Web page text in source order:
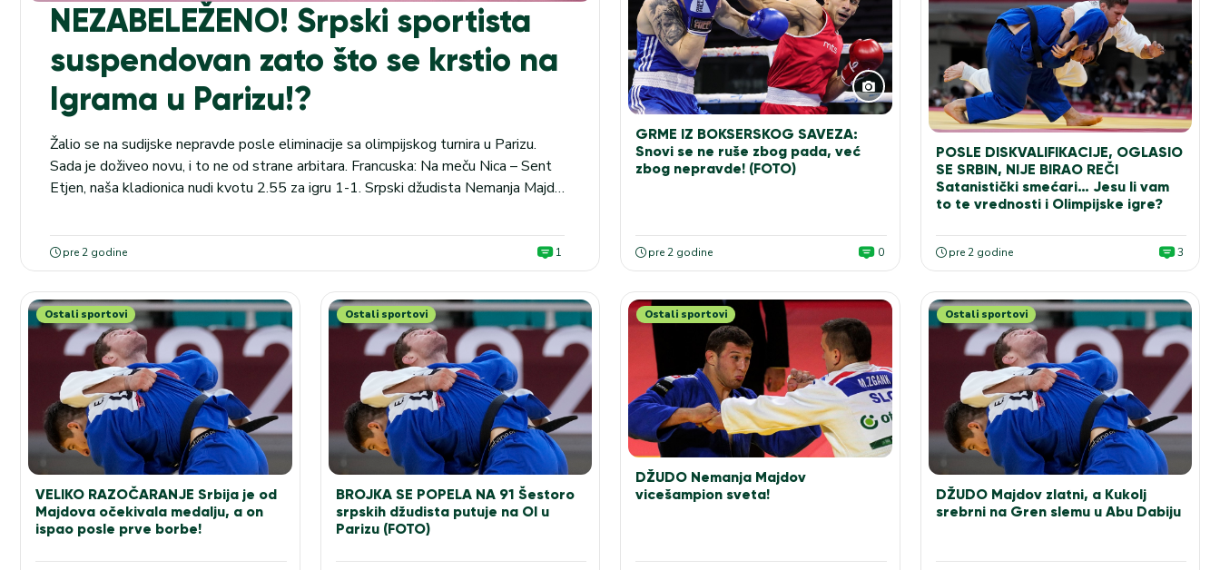
NEZABELEŽENO! Srpski sportista
suspendovan zato što se krstio na
Igrama u Parizu!?
Žalio se na sudijske nepravde posle eliminacije sa olimpijskog turnira u Parizu.
Sada je doživeo novu, i to ne od strane arbitara. Francuska: Na meču Nica – Sent
Etjen, naša kladionica nudi kvotu 2.55 za igru 1-1. Srpski džudista Nemanja Majdov
pre 2 godine 1
GRME IZ BOKSERSKOG SAVEZA:
Snovi se ne ruše zbog pada, već
zbog nepravde! (FOTO)
pre 2 godine 0
POSLE DISKVALIFIKACIJE, OGLASIO
SE SRBIN, NIJE BIRAO REČI
Satanistički smećari… Jesu li vam
to te vrednosti i Olimpijske igre?
pre 2 godine 3
Ostali sportovi
VELIKO RAZOČARANJE Srbija je od
Majdova očekivala medalju, a on
ispao posle prve borbe!
Ostali sportovi
BROJKA SE POPELA NA 91 Šestoro
srpskih džudista putuje na OI u
Parizu (FOTO)
Ostali sportovi
DŽUDO Nemanja Majdov
vicešampion sveta!
Ostali sportovi
DŽUDO Majdov zlatni, a Kukolj
srebrni na Gren slemu u Abu Dabiju